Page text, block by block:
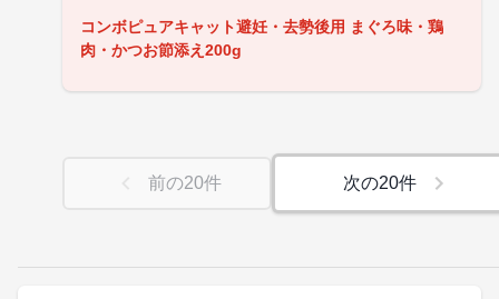
コンボピュアキャット避妊・去勢後用 まぐろ味・鶏
肉・かつお節添え200g
前の20件 次の20件